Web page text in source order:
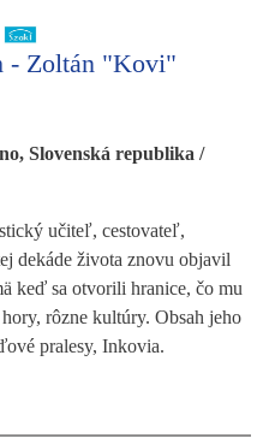
- Zoltán "Kovi"
Slovenská republika /
učiteľ, cestovateľ,
dekáde života znovu objavil
keď sa otvorili hranice, čo mu
rôzne kultúry. Obsah jeho
pralesy, Inkovia.